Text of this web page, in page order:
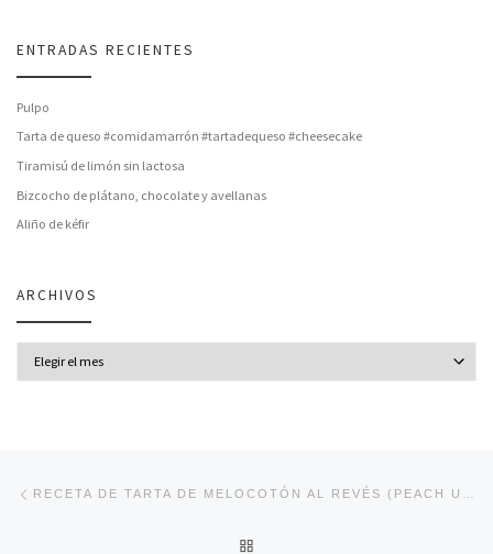
ENTRADAS RECIENTES
Pulpo
Tarta de queso #comidamarrón #tartadequeso #cheesecake
Tiramisú de limón sin lactosa
Bizcocho de plátano, chocolate y avellanas
Aliño de kéfir
ARCHIVOS
Navegación de entradas